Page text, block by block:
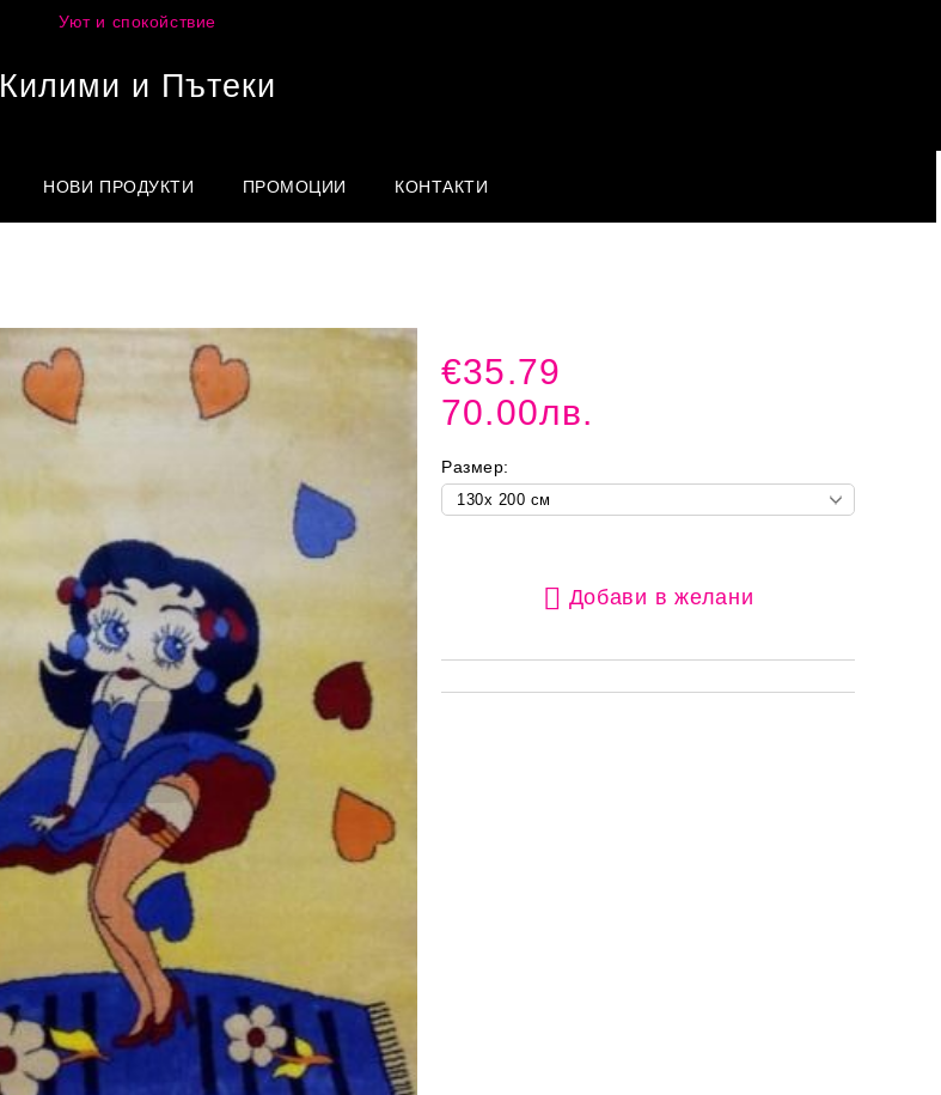
Уют и спокойствие
Килими и Пътеки
НОВИ ПРОДУКТИ ПРОМОЦИИ КОНТАКТИ
€35.79
70.00лв.
Размер:
Добави в желани